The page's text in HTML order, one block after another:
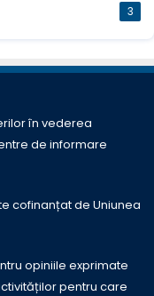
3
în vederea
de informare
cofinanțat de Uniunea
opiniile exprimate
pentru care